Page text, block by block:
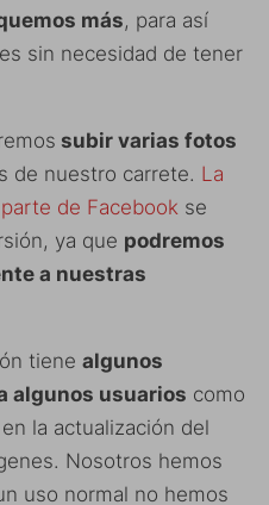
más, para así
sin necesidad de tener
subir varias fotos
de nuestro carrete. La
de Facebook se
ya que podremos
a nuestras
tiene algunos
algunos usuarios como
la actualización del
Nosotros hemos
uso normal no hemos